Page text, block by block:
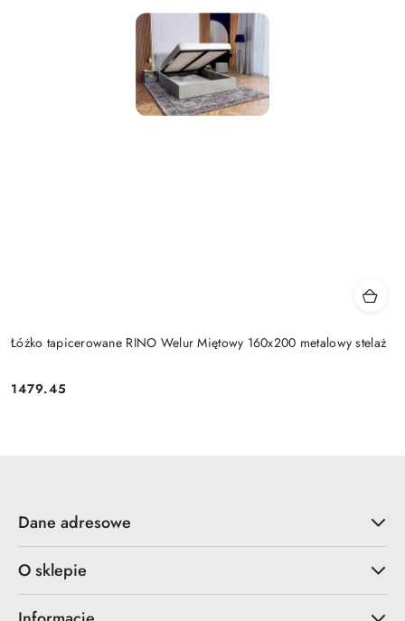
Łóżko tapicerowane RINO Welur Miętowy 160x200 metalowy stelaż
Cena:
1479.45
Dane adresowe
O sklepie